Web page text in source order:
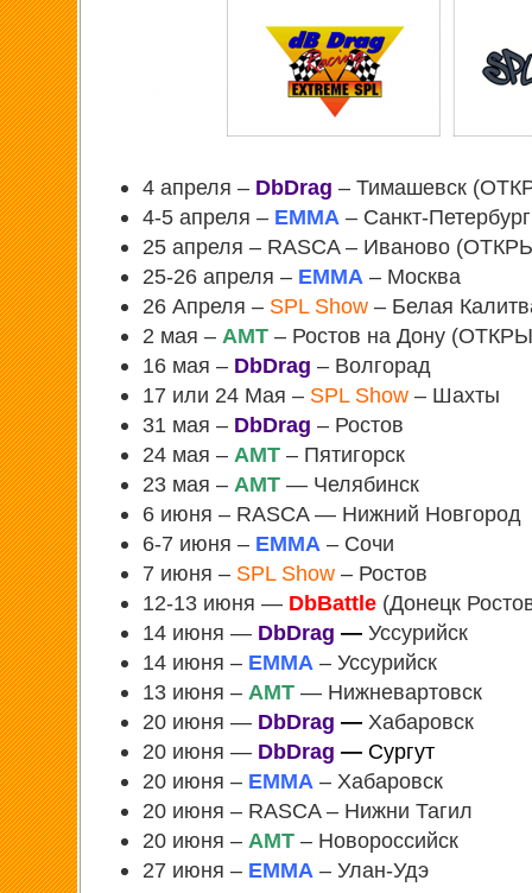
4 апреля – DbDrag – Тимашевск
4-5 апреля – EMMA – Санкт-
25 апреля – RASCA – Иваново
25-26 апреля – EMMA – Москва
26 Апреля – SPL Show – Белая
2 мая – АМТ – Ростов на Дону
16 мая – DbDrag – Волгорад
17 или 24 Мая – SPL Show – Шахты
31 мая – DbDrag – Ростов
24 мая – АМТ – Пятигорск
23 мая – АМТ — Челябинск
6 июня – RASCA — Нижний Новгород
6-7 июня – EMMA – Сочи
7 июня – SPL Show – Ростов
12-13 июня — DbBattle (Донецк
14 июня — DbDrag — Уссурийск
14 июня – EMMA – Уссурийск
13 июня – АМТ — Нижневартовск
20 июня — DbDrag — Хабаровск
20 июня — DbDrag — Сургут
20 июня – EMMA – Хабаровск
20 июня – RASCA – Нижни Тагил
20 июня – АМТ – Новороссийск
27 июня – EMMA – Улан-Удэ